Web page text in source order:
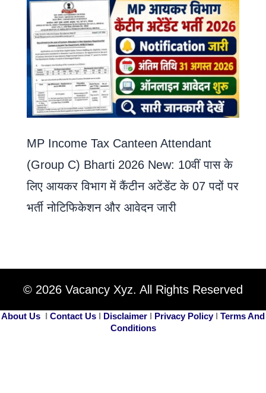
MP Income Tax Canteen Attendant
(Group C) Bharti 2026 New: 10वीं पास के
लिए आयकर विभाग में कैंटीन अटेंडेंट के 07 पदों पर
भर्ती नोटिफिकेशन और आवेदन जारी
© 2026 Vacancy Xyz. All Rights Reserved
About Us I Contact Us I Disclaimer I Privacy PolicyI Terms And
Conditions